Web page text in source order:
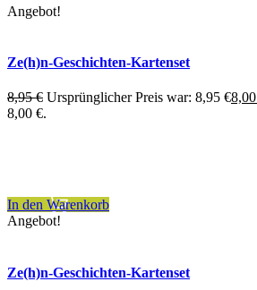
Angebot!
Ze(h)n-Geschichten-Kartenset
8,95€ Ursprünglicher Preis war: 8,95 €8,00
8,00 €.
In den Warenkorb
Angebot!
Ze(h)n-Geschichten-Kartenset